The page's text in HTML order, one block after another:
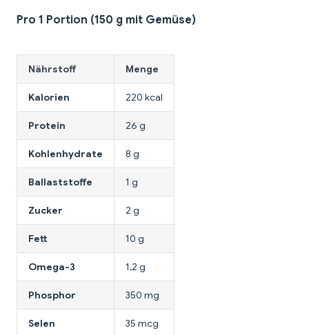
Pro 1 Portion (150 g mit Gemüse)
Nährstoff Menge
Kalorien 220 kcal
Protein 26 g
Kohlenhydrate 8 g
Ballaststoffe 1 g
Zucker 2 g
Fett 10 g
Omega-3 1,2 g
Phosphor 350 mg
Selen 35 mcg